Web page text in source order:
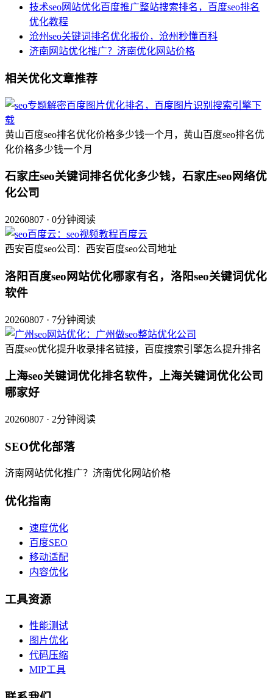
技术seo网站优化百度推广整站搜索排名，百度seo排名
优化教程
沧州seo关键词排名优化报价，沧州秒懂百科
济南网站优化推广？济南优化网站价格
相关优化文章推荐
黄山百度seo排名优化价格多少钱一个月，黄山百度seo排名优
化价格多少钱一个月
石家庄seo关键词排名优化多少钱，石家庄seo网络优
化公司
20260807 · 0分钟阅读
西安百度seo公司：西安百度seo公司地址
洛阳百度seo网站优化哪家有名，洛阳seo关键词优化
软件
20260807 · 7分钟阅读
百度seo优化提升收录排名链接，百度搜索引擎怎么提升排名
上海seo关键词优化排名软件，上海关键词优化公司
哪家好
20260807 · 2分钟阅读
SEO优化部落
济南网站优化推广？济南优化网站价格
优化指南
速度优化
百度SEO
移动适配
内容优化
工具资源
性能测试
图片优化
代码压缩
MIP工具